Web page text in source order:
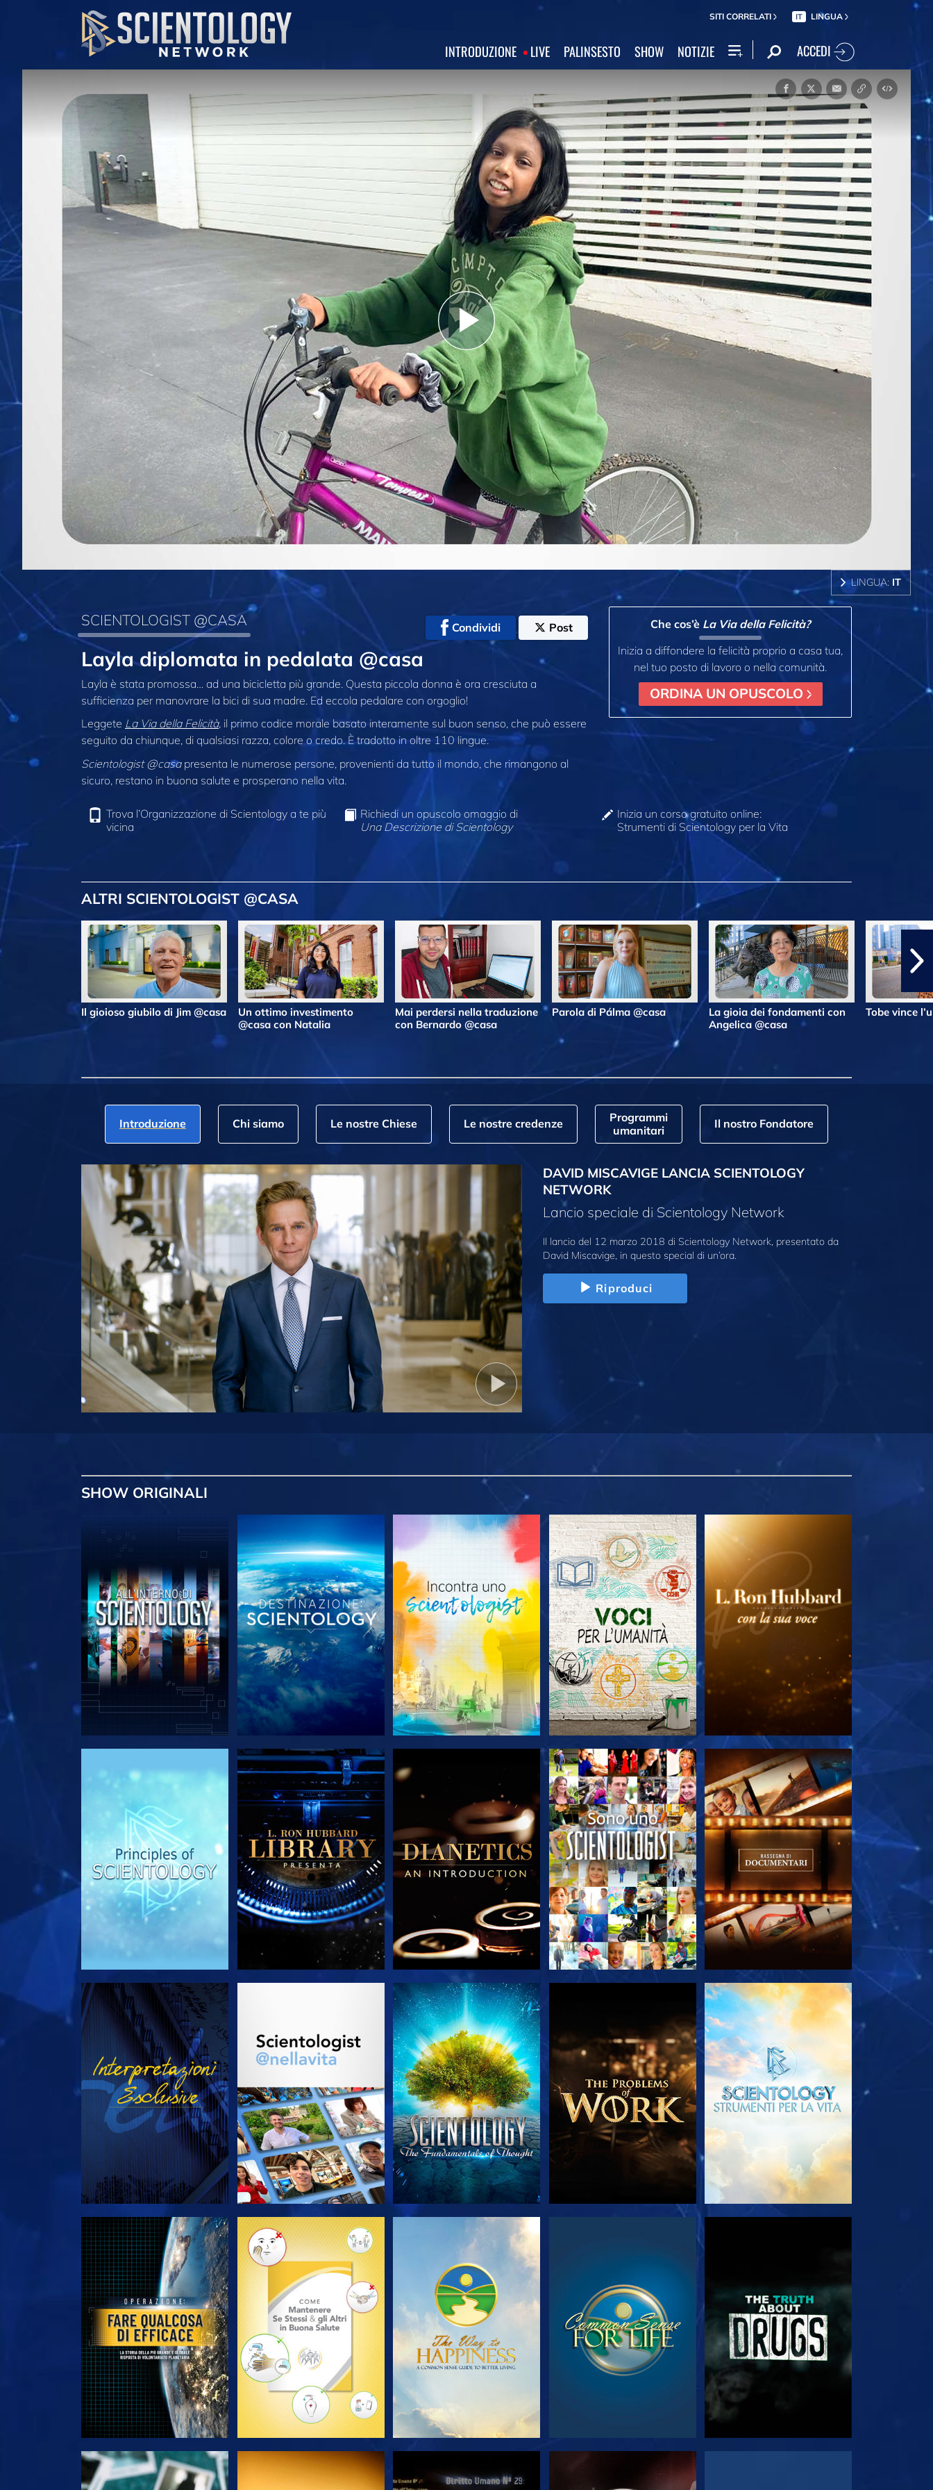
SITI CORRELATI IT LINGUA
INTRODUZIONE LIVE PALINSESTO SHOW NOTIZIE ACCEDI
Play
Video
LINGUA: IT
SCIENTOLOGIST @CASA Condividi Post
Layla diplomata in pedalata @casa
Layla è stata promossa… ad una bicicletta più grande. Questa piccola donna è ora cresciuta a
sufficienza per manovrare la bici di sua madre. Ed eccola pedalare con orgoglio!
Leggete La Via della Felicità, il primo codice morale basato interamente sul buon senso, che può essere
seguito da chiunque, di qualsiasi razza, colore o credo. È tradotto in oltre 110 lingue.
Scientologist @casapresenta le numerose persone, provenienti da tutto il mondo, che rimangono al
sicuro, restano in buona salute e prosperano nella vita.
Che cos’è La Via della Felicità?
Inizia a diffondere la felicità proprio a casa tua,
nel tuo posto di lavoro o nella comunità.
ORDINA UN OPUSCOLO
Trova l’Organizzazione di Scientology a te più
vicina
Richiedi un opuscolo omaggio di
Una Descrizione di Scientology
Inizia un corso gratuito online:
Strumenti di Scientology per la Vita
ALTRI SCIENTOLOGIST @CASA
Il gioioso giubilo di Jim @casa
Un ottimo investimento
@casa con Natalia
Mai perdersi nella traduzione
con Bernardo @casa
Parola di Pálma @casa
La gioia dei fondamenti con
Angelica @casa
Tobe vince
Introduzione Chi siamo Le nostre Chiese Le nostre credenze
Programmi
umanitari
Il nostro Fondatore
DAVID MISCAVIGE LANCIA SCIENTOLOGY
NETWORK
Lancio speciale di Scientology Network
Il lancio del 12 marzo 2018 di Scientology Network, presentato da
David Miscavige, in questo special di un’ora.
Riproduci
SHOW ORIGINALI
ESPLORA LE SERIE ESPLORA LE SERIE ESPLORA LE SERIE ESPLORA LE SERIE ESPLORA LE SERIE
GUARDA GUARDA ESPLORA LE SERIE
ESPLORA LE SERIE ESPLORA LE SERIE